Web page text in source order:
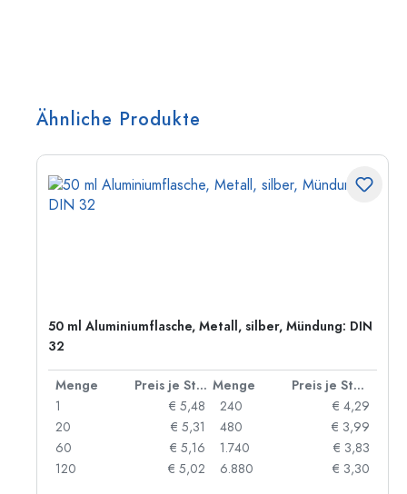
Ähnliche Produkte
50 ml Aluminiumflasche, Metall, silber, Mündung: DIN
32
Menge Preis je Stück Menge
Preis je Stück
1
€ 5,48
20
€ 5,31
60
€ 5,16
120
€ 5,02
240
€ 4,29
480
€ 3,99
1.740
€ 3,83
6.880
€ 3,30